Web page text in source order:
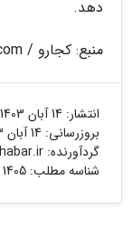
دهد.
منبع: کجارو / odditycentral.com
انتشار: 14 آبان 1403
بروزرسانی: 14 آبان 1403
گردآورنده:
شناسه مطلب: 1405